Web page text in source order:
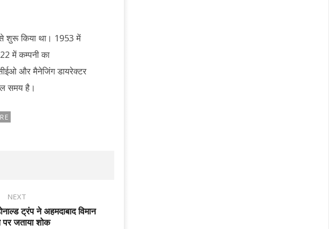
शुरू किया था। 1953 में
में कम्पनी का
और मैनेजिंग डायरेक्टर
समय है।
NEXT
ट्रंप ने अहमदाबाद विमान
पर जताया शोक